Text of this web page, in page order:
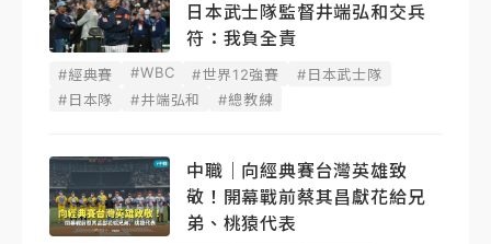
日本武士隊監督井端弘和交兵
符：我負全責
#經典賽 #WBC #世界12強賽
#日本武士隊
#日本隊
#井端弘和 #總教練
中職｜向經典賽台灣英雄致
敬！開幕戰前蔡其昌獻花給兄
弟、桃猿代表